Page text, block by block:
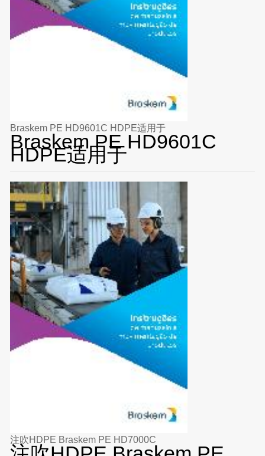
Braskem PE HD9601C HDPE适用于
Braskem PE HD9601C
HDPE适用于
注吹HDPE Braskem PE HD7000C